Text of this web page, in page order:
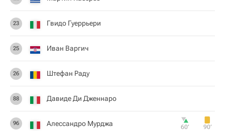
23 Гвидо Гуеррьери
25 Иван Варгич
26 Штефан Раду
88 Давиде Ди Дженнаро
96 Алессандро Мурджа 60‎’‎ 90‎’‎